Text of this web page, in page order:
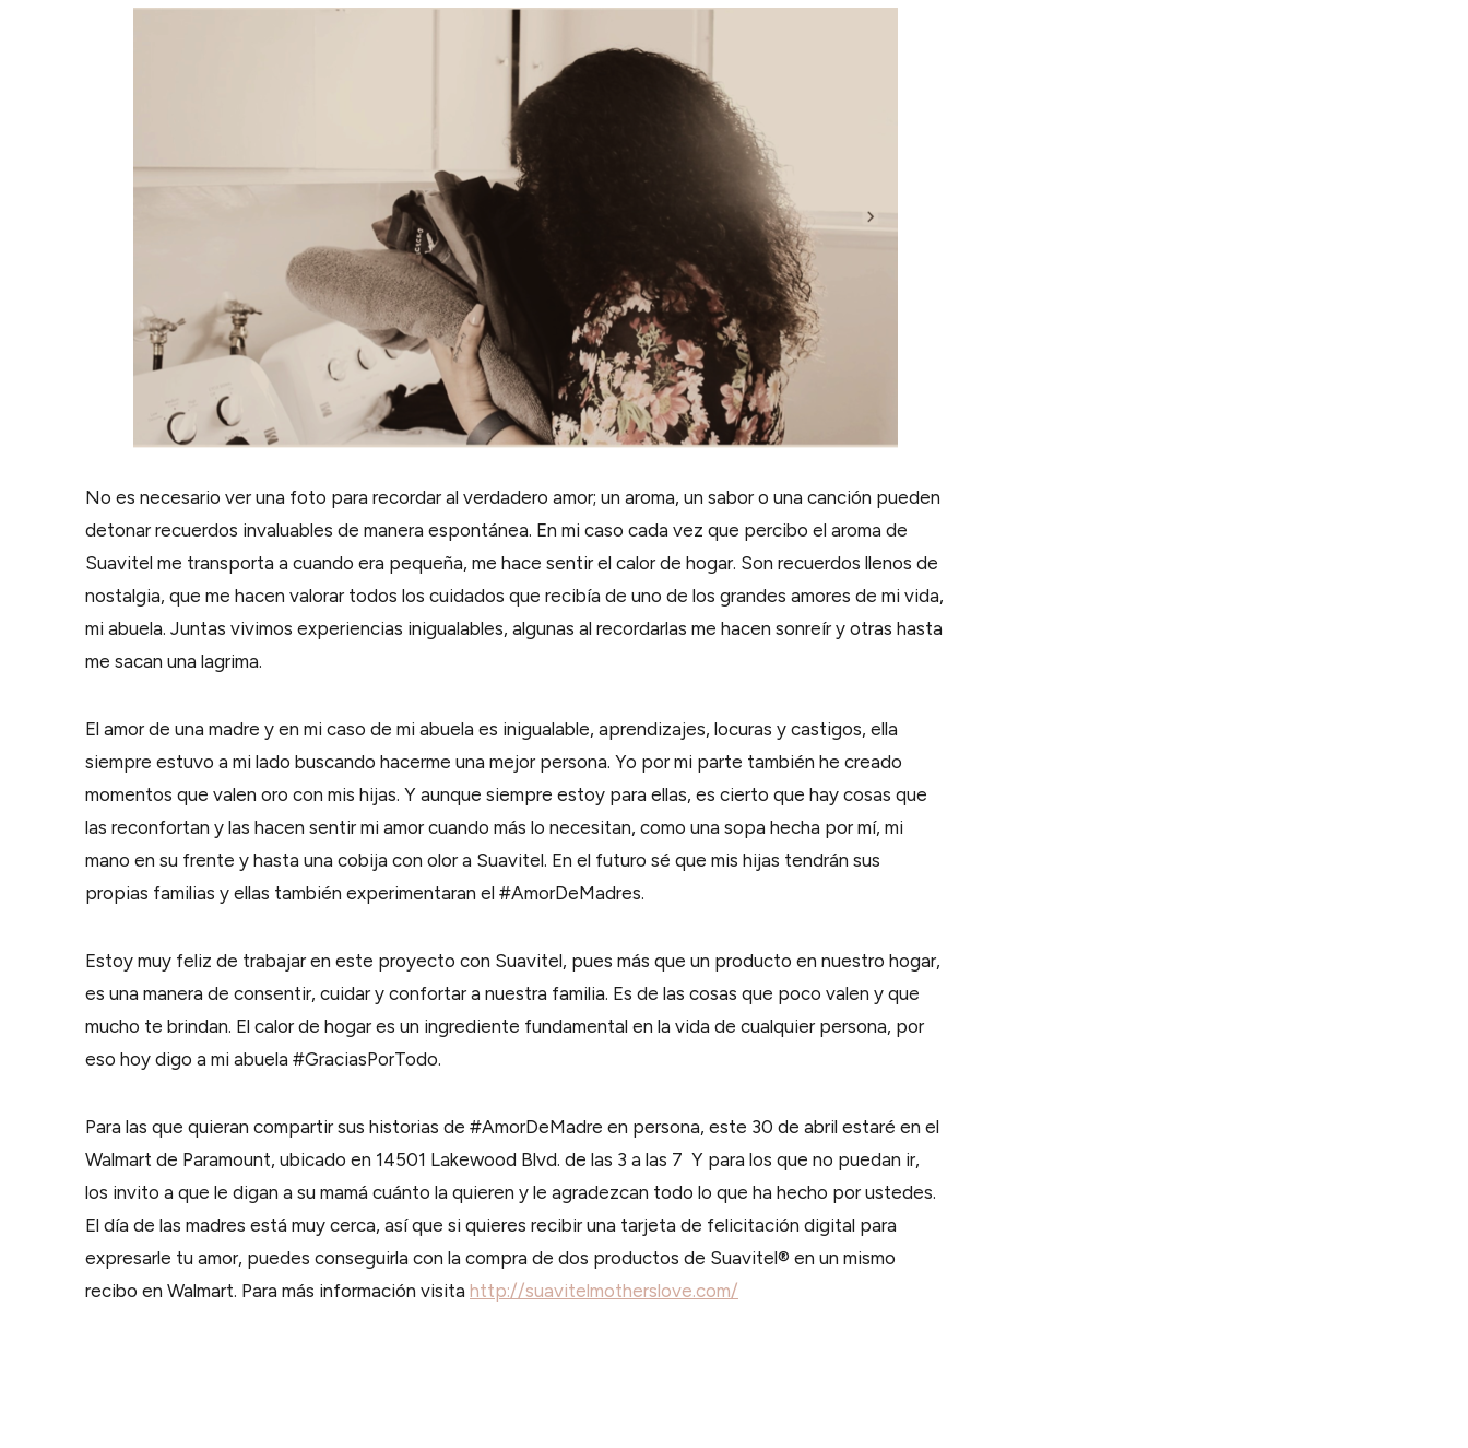
No es necesario ver una foto para recordar al verdadero amor; un aroma, un sabor o una canción pueden
detonar recuerdos invaluables de manera espontánea. En mi caso cada vez que percibo el aroma de
Suavitel me transporta a cuando era pequeña, me hace sentir el calor de hogar. Son recuerdos llenos de
nostalgia, que me hacen valorar todos los cuidados que recibía de uno de los grandes amores de mi vida,
mi abuela. Juntas vivimos experiencias inigualables, algunas al recordarlas me hacen sonreír y otras hasta
me sacan una lagrima.
El amor de una madre y en mi caso de mi abuela es inigualable, aprendizajes, locuras y castigos, ella
siempre estuvo a mi lado buscando hacerme una mejor persona. Yo por mi parte también he creado
momentos que valen oro con mis hijas. Y aunque siempre estoy para ellas, es cierto que hay cosas que
las reconfortan y las hacen sentir mi amor cuando más lo necesitan, como una sopa hecha por mí, mi
mano en su frente y hasta una cobija con olor a Suavitel. En el futuro sé que mis hijas tendrán sus
propias familias y ellas también experimentaran el #AmorDeMadres.
Estoy muy feliz de trabajar en este proyecto con Suavitel, pues más que un producto en nuestro hogar,
es una manera de consentir, cuidar y confortar a nuestra familia. Es de las cosas que poco valen y que
mucho te brindan. El calor de hogar es un ingrediente fundamental en la vida de cualquier persona, por
eso hoy digo a mi abuela #GraciasPorTodo.
Para las que quieran compartir sus historias de #AmorDeMadre en persona, este 30 de abril estaré en el
Walmart de Paramount, ubicado en 14501 Lakewood Blvd. de las 3 a las 7 Y para los que no puedan ir,
los invito a que le digan a su mamá cuánto la quieren y le agradezcan todo lo que ha hecho por ustedes.
El día de las madres está muy cerca, así que si quieres recibir una tarjeta de felicitación digital para
expresarle tu amor, puedes conseguirla con la compra de dos productos de Suavitel® en un mismo
recibo en Walmart. Para más información visita http://suavitelmotherslove.com/